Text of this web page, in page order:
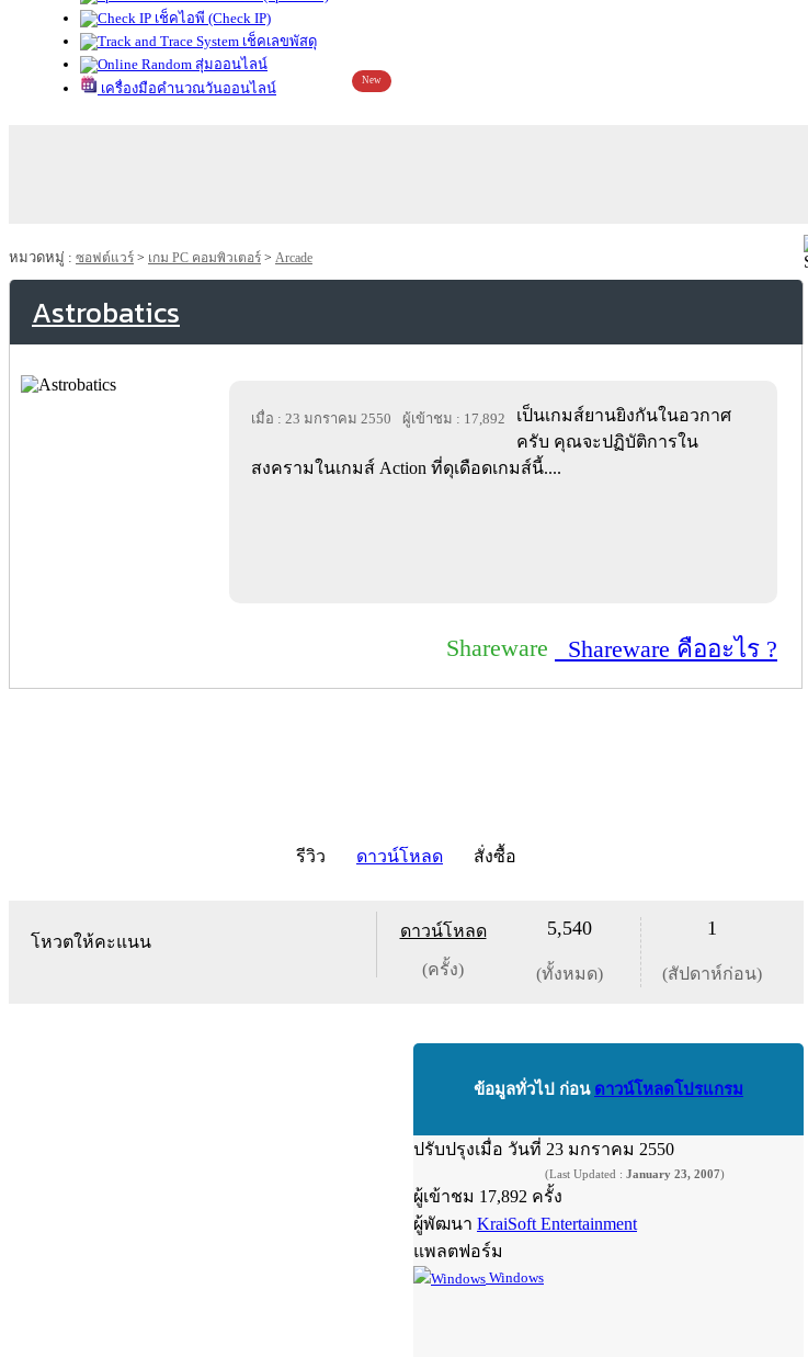
เช็คไอพี (Check IP)
เช็คเลขพัสดุ
สุ่มออนไลน์
เครื่องมือคำนวณวันออนไลน์
New
หมวดหมู่ : ซอฟต์แวร์ > เกม PC คอมพิวเตอร์ > Arcade
Astrobatics
เมื่อ : 23 มกราคม 2550 ผู้เข้าชม : 17,892
เป็นเกมส์ยานยิงกันในอวกาศ
ครับ คุณจะปฏิบัติการใน
สงครามในเกมส์ Action ที่ดุเดือดเกมส์นี้....
Shareware Shareware คืออะไร ?
รีวิว ดาวน์โหลด สั่งซื้อ
โหวตให้คะแนน
ดาวน์โหลด
(ครั้ง)
5,540
(ทั้งหมด)
1
(สัปดาห์ก่อน)
ข้อมูลทั่วไป ก่อน ดาวน์โหลดโปรแกรม
ปรับปรุงเมื่อ วันที่ 23 มกราคม 2550
(Last Updated : January 23, 2007)
ผู้เข้าชม 17,892 ครั้ง
ผู้พัฒนา KraiSoft Entertainment
แพลตฟอร์ม
Windows